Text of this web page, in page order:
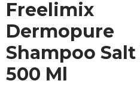
Freelimix
Dermopure
Shampoo Salt
500 Ml